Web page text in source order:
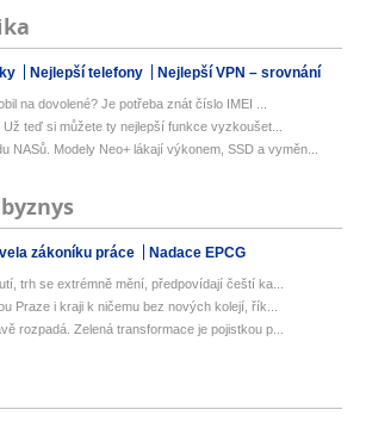
Nejlepší telefony Nejlepší VPN – srovnání
na dovolené? Je potřeba znát číslo IMEI ...
teď si můžete ty nejlepší funkce vyzkoušet...
NASů. Modely Neo+ lákají výkonem, SSD a vyměn...
zákoníku práce Nadace EPCG
trh se extrémně mění, předpovídají čeští ka...
Praze i kraji k ničemu bez nových kolejí, řík...
rozpadá. Zelená transformace je pojistkou p...